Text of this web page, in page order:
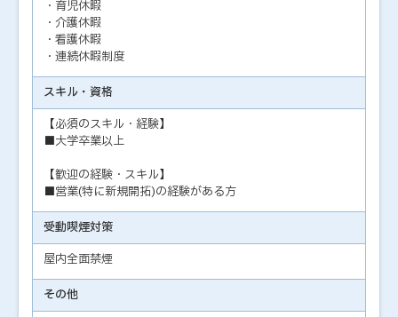
・育児休暇
・介護休暇
・看護休暇
・連続休暇制度
スキル・資格
【必須のスキル・経験】
■大学卒業以上
【歓迎の経験・スキル】
■営業(特に新規開拓)の経験がある方
受動喫煙対策
屋内全面禁煙
その他